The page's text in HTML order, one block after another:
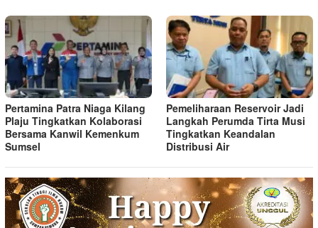
Pertamina Patra Niaga Kilang
Plaju Tingkatkan Kolaborasi
Bersama Kanwil Kemenkum
Sumsel
Pemeliharaan Reservoir Jadi
Langkah Perumda Tirta Musi
Tingkatkan Keandalan
Distribusi Air